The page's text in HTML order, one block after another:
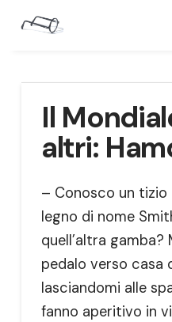
Il
altri:
– Conosco un tizio
legno di nome
quell’altra gamba?
pedalo verso casa
lasciandomi alle
fanno aperitivo in